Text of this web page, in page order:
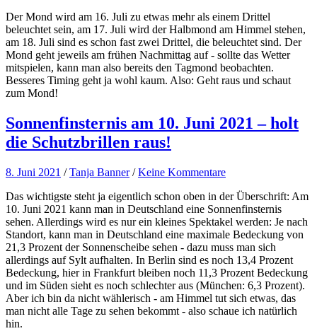
Der Mond wird am 16. Juli zu etwas mehr als einem Drittel
beleuchtet sein, am 17. Juli wird der Halbmond am Himmel stehen,
am 18. Juli sind es schon fast zwei Drittel, die beleuchtet sind. Der
Mond geht jeweils am frühen Nachmittag auf - sollte das Wetter
mitspielen, kann man also bereits den Tagmond beobachten.
Besseres Timing geht ja wohl kaum. Also: Geht raus und schaut
zum Mond!
Sonnenfinsternis am 10. Juni 2021 – holt
die Schutzbrillen raus!
8. Juni 2021 /Tanja Banner /Keine Kommentare
Das wichtigste steht ja eigentlich schon oben in der Überschrift: Am
10. Juni 2021 kann man in Deutschland eine Sonnenfinsternis
sehen. Allerdings wird es nur ein kleines Spektakel werden: Je nach
Standort, kann man in Deutschland eine maximale Bedeckung von
21,3 Prozent der Sonnenscheibe sehen - dazu muss man sich
allerdings auf Sylt aufhalten. In Berlin sind es noch 13,4 Prozent
Bedeckung, hier in Frankfurt bleiben noch 11,3 Prozent Bedeckung
und im Süden sieht es noch schlechter aus (München: 6,3 Prozent).
Aber ich bin da nicht wählerisch - am Himmel tut sich etwas, das
man nicht alle Tage zu sehen bekommt - also schaue ich natürlich
hin.